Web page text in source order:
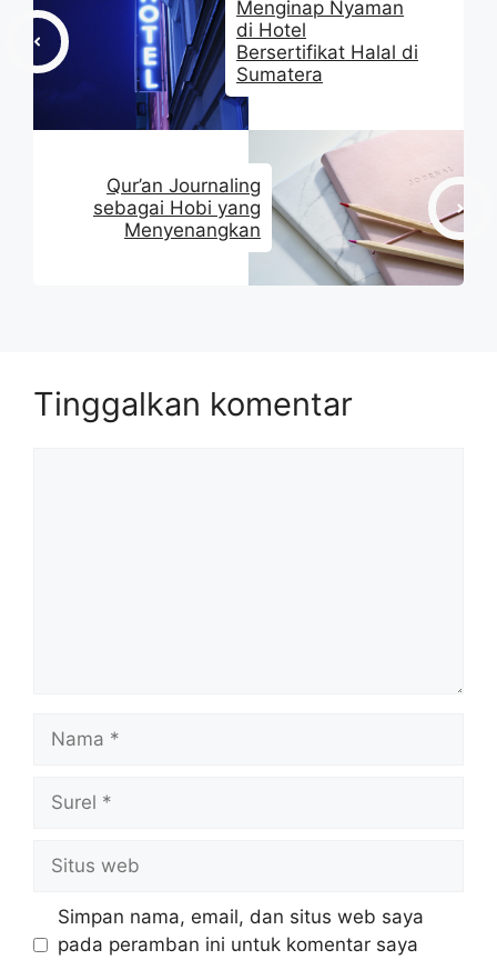
Menginap Nyaman
di Hotel
Bersertifikat Halal di
Sumatera
Qur’an Journaling
sebagai Hobi yang
Menyenangkan
Tinggalkan komentar
Nama
Surel
Situs
web
Simpan nama, email, dan situs web saya
pada peramban ini untuk komentar saya